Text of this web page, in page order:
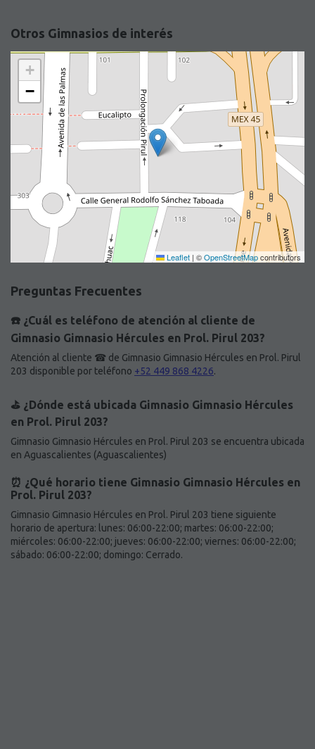
Otros Gimnasios de interés
+
−
Leaflet | ©OpenStreetMapcontributors
Preguntas Frecuentes
☎️ ¿Cuál es teléfono de atención al cliente de
Gimnasio Gimnasio Hércules en Prol. Pirul 203?
Atención al cliente ☎ de Gimnasio Gimnasio Hércules en Prol. Pirul
203 disponible por teléfono +52 449 868 4226.
⛳️ ¿Dónde está ubicada Gimnasio Gimnasio Hércules
en Prol. Pirul 203?
Gimnasio Gimnasio Hércules en Prol. Pirul 203 se encuentra ubicada
en Aguascalientes (Aguascalientes)
⏰ ¿Qué horario tiene Gimnasio Gimnasio Hércules en
Prol. Pirul 203?
Gimnasio Gimnasio Hércules en Prol. Pirul 203 tiene siguiente
horario de apertura: lunes: 06:00-22:00; martes: 06:00-22:00;
miércoles: 06:00-22:00; jueves: 06:00-22:00; viernes: 06:00-22:00;
sábado: 06:00-22:00; domingo: Cerrado.